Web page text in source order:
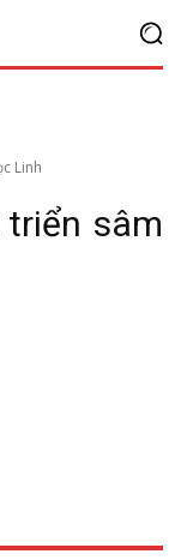
Linh
sâm